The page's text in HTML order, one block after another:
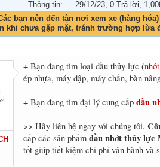
Thông tin:
29/12/23, 0 Trả lời,
bạn nên đến tận nơi xem xe (hàng
khi chưa gặp mặt, tránh trường hợp lừa
+ Bạn đang tìm loại dầu thủy lực (
ép nhựa, máy dập, máy chấn, bàn
+ Bạn đang tìm đại lý cung cấp dầu
>> Hãy liên hệ ngay với chúng tôi,
cấp các sản phẩm dầu nhớt thủy lực
tốt giúp tiết kiệm chi phí vận hành và